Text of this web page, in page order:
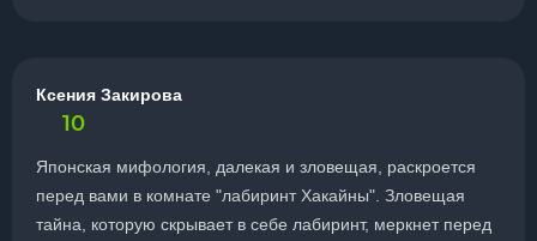
Ксения Закирова
10
Японская мифология, далекая и зловещая, раскроется
перед вами в комнате "лабиринт Хакайны". Зловещая
тайна, которую скрывает в себе лабиринт, меркнет перед